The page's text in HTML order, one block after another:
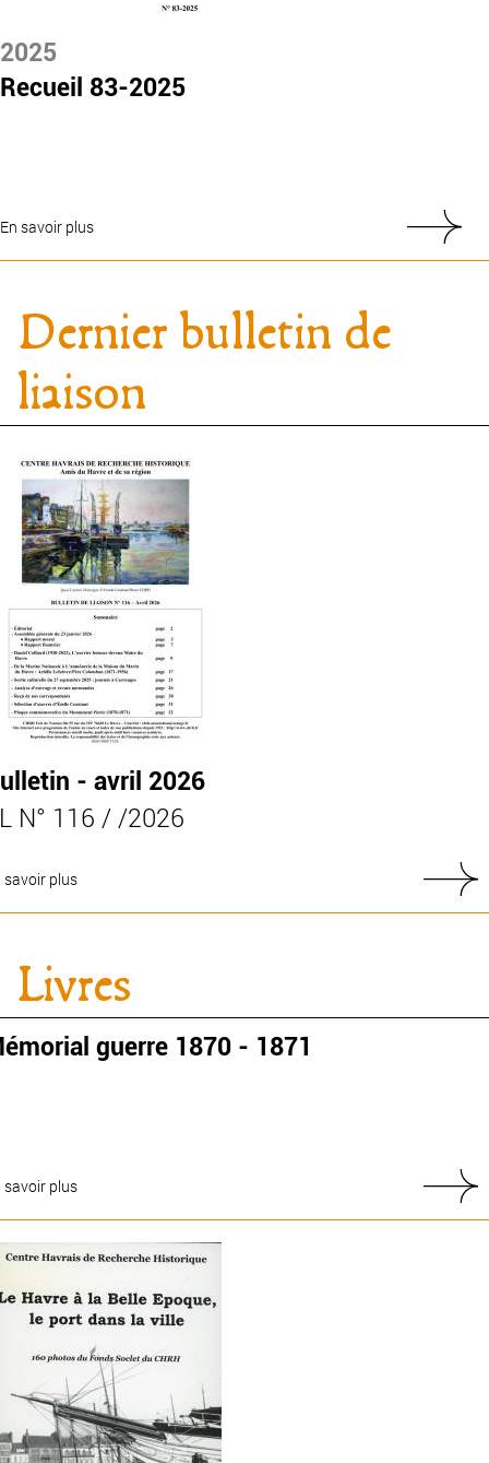
2025
Recueil 83-2025
En savoir plus
Dernier bulletin de
liaison
- avril 2026
N° 116 / /2026
savoir plus
Livres
guerre 1870 - 1871
savoir plus